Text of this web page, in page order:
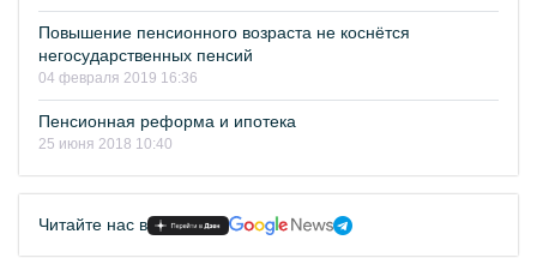
Повышение пенсионного возраста не коснётся
негосударственных пенсий
04 февраля 2019 16:36
Пенсионная реформа и ипотека
25 июня 2018 10:40
Читайте нас в